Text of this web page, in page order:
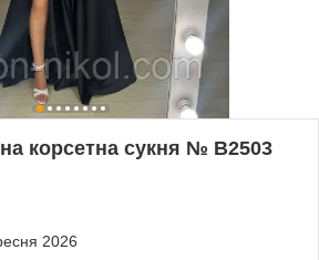
корсетна сукня № В2503
2026